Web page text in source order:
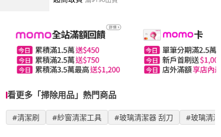
看更多「掃除用品」熱門商品
#清潔刷 #紗窗清潔工具 #玻璃清潔器 刮刀 #玻璃清